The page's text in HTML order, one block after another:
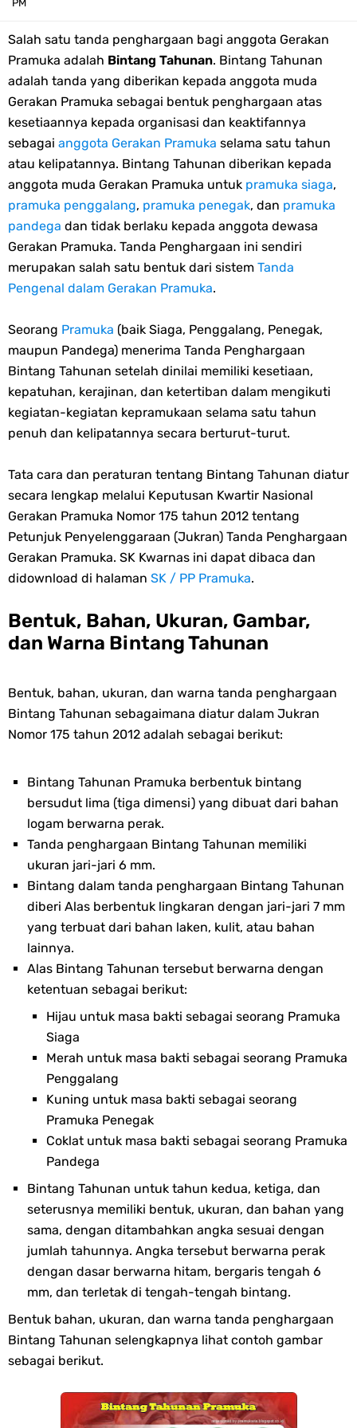
Tema dan Logo HUT Ke-75 Kemerdekaan RI Tahun 2020
Edaran Kwarnas Tentang Hari Bapak Pramuka Indonesia
Gambar Ucapan Selamat Hari Bapak Pramuka Indonesia
12 April, Hari Bapak Pramuka Indonesia
Karaoke Lagu Cinta Sebatas Patok Tenda Full Lirik
Bingkai Foto Profil Selamat Maulid Nabi Muhammad SAW
Bingkai Foto Profil Hari Sumpah Pemuda
Tema dan Logo 63 Tahun Gerakan Pramuka (Hari Pramuka 2024)
Friday, 7 August
PM
Salah satu tanda penghargaan bagi anggota Gerakan
Pramuka adalah Bintang Tahunan. Bintang Tahunan
adalah tanda yang diberikan kepada anggota muda
Gerakan Pramuka sebagai bentuk penghargaan atas
kesetiaannya kepada organisasi dan keaktifannya
sebagai anggota Gerakan Pramuka selama satu tahun
atau kelipatannya. Bintang Tahunan diberikan kepada
anggota muda Gerakan Pramuka untuk pramuka siaga,
pramuka penggalang, pramuka penegak, dan pramuka
pandega dan tidak berlaku kepada anggota dewasa
Gerakan Pramuka. Tanda Penghargaan ini sendiri
merupakan salah satu bentuk dari sistem Tanda
Pengenal dalam Gerakan Pramuka.
Seorang Pramuka (baik Siaga, Penggalang, Penegak,
maupun Pandega) menerima Tanda Penghargaan
Bintang Tahunan setelah dinilai memiliki kesetiaan,
kepatuhan, kerajinan, dan ketertiban dalam mengikuti
kegiatan-kegiatan kepramukaan selama satu tahun
penuh dan kelipatannya secara berturut-turut.
Tata cara dan peraturan tentang Bintang Tahunan diatur
secara lengkap melalui Keputusan Kwartir Nasional
Gerakan Pramuka Nomor 175 tahun 2012 tentang
Petunjuk Penyelenggaraan (Jukran) Tanda Penghargaan
Gerakan Pramuka. SK Kwarnas ini dapat dibaca dan
didownload di halaman SK / PP Pramuka.
Bentuk, Bahan, Ukuran, Gambar,
dan Warna Bintang Tahunan
Bentuk, bahan, ukuran, dan warna tanda penghargaan
Bintang Tahunan sebagaimana diatur dalam Jukran
Nomor 175 tahun 2012 adalah sebagai berikut:
Bintang Tahunan Pramuka berbentuk bintang
bersudut lima (tiga dimensi) yang dibuat dari bahan
logam berwarna perak.
Tanda penghargaan Bintang Tahunan memiliki
ukuran jari-jari 6 mm.
Bintang dalam tanda penghargaan Bintang Tahunan
diberi Alas berbentuk lingkaran dengan jari-jari 7 mm
yang terbuat dari bahan laken, kulit, atau bahan
lainnya.
Alas Bintang Tahunan tersebut berwarna dengan
ketentuan sebagai berikut:
Hijau untuk masa bakti sebagai seorang Pramuka
Siaga
Merah untuk masa bakti sebagai seorang Pramuka
Penggalang
Kuning untuk masa bakti sebagai seorang
Pramuka Penegak
Coklat untuk masa bakti sebagai seorang Pramuka
Pandega
Bintang Tahunan untuk tahun kedua, ketiga, dan
seterusnya memiliki bentuk, ukuran, dan bahan yang
sama, dengan ditambahkan angka sesuai dengan
jumlah tahunnya. Angka tersebut berwarna perak
dengan dasar berwarna hitam, bergaris tengah 6
mm, dan terletak di tengah-tengah bintang.
Bentuk bahan, ukuran, dan warna tanda penghargaan
Bintang Tahunan selengkapnya lihat contoh gambar
sebagai berikut.